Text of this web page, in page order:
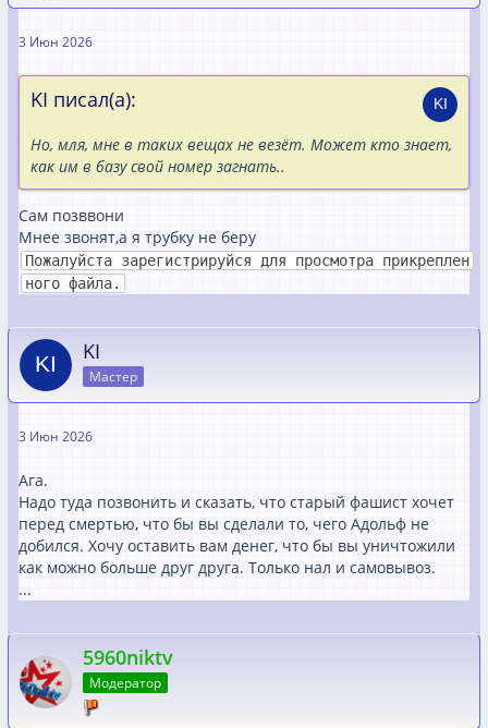
3 Июн 2026
KI писал(а):
Но, мля, мне в таких вещах не везёт. Может кто знает,
как им в базу свой номер загнать..
Сам позввони
Мнее звонят,а я трубку не беру
Пожалуйста зарегистрируйся для просмотра прикреплен
ного файла.
KI
Мастер
3 Июн 2026
Ага.
Надо туда позвонить и сказать, что старый фашист хочет
перед смертью, что бы вы сделали то, чего Адольф не
добился. Хочу оставить вам денег, что бы вы уничтожили
как можно больше друг друга. Только нал и самовывоз.
...
5960niktv
Модератор